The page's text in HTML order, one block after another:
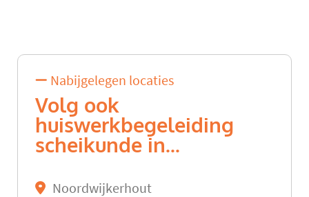
Nabijgelegen locaties
Volg ook
huiswerkbegeleiding
scheikunde in...
Noordwijkerhout